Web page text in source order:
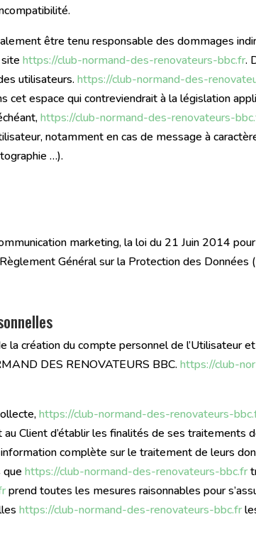
être tenu responsable des dommages
https://club-normand-des-renovateurs-bbc.fr.
utilisateurs. https://club-normand-des-
espace qui contreviendrait à la législation
https://club-normand-des-renovateurs-
notamment en cas de message à
…).
marketing, la loi du 21 Juin 2014
Général sur la Protection des Données
création du compte personnel de l’Utilisateur
DES RENOVATEURS BBC. https://club-
https://club-normand-des-renovateurs-
Client d’établir les finalités de ses traitements
complète sur le traitement de leurs
https://club-normand-des-renovateurs-bbc.fr
prend toutes les mesures raisonnables pour
https://club-normand-des-renovateurs-bbc.fr